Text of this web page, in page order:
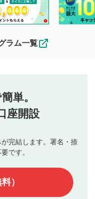
お名前とコメント
さい。
考になるコメントをお
意されたものとみなし
用者と第三者間のトラ
切の責任を負いませ
査のうえ、掲載となり
る場合や掲載されない
テンツへの掲載をもっ
承ください。
投稿内容は、掲載を
ラム一覧
単。
座開設
完結します。署名・捺
です。
）